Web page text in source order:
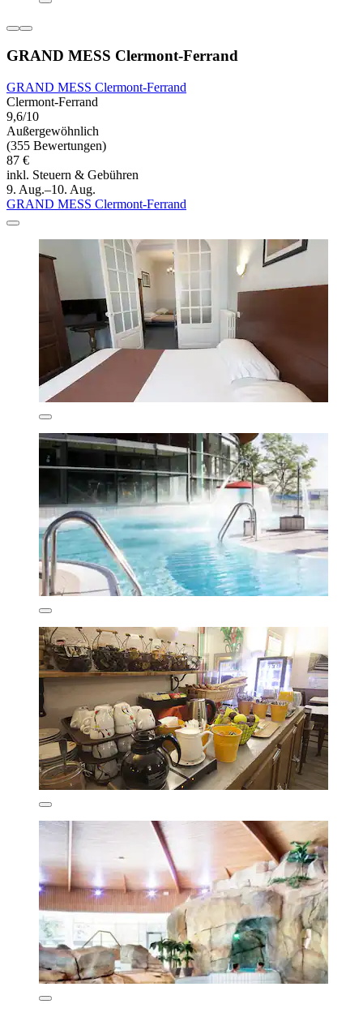
GRAND MESS Clermont-Ferrand
GRAND MESS Clermont-Ferrand
Clermont-Ferrand
9,6/10
Außergewöhnlich
(355 Bewertungen)
87 €
inkl. Steuern & Gebühren
9. Aug.–10. Aug.
GRAND MESS Clermont-Ferrand